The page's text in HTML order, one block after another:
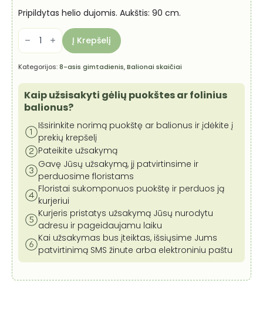
Pripildytas helio dujomis. Aukštis: 90 cm.
produkto
kiekis:
Helio
balionas
-
Rožinis
skaičius
8
Į Krepšelį
Kategorijos:8-asis gimtadienis,Balionai skaičiai
Kaip užsisakyti gėlių puokštes ar folinius
balionus?
Išsirinkite norimą puokštę ar balionus ir įdėkite į
prekių krepšelį
Pateikite užsakymą
Gavę Jūsų užsakymą, jį patvirtinsime ir
perduosime floristams
Floristai sukomponuos puokštę ir perduos ją
kurjeriui
Kurjeris pristatys užsakymą Jūsų nurodytu
adresu ir pageidaujamu laiku
Kai užsakymas bus įteiktas, išsiųsime Jums
patvirtinimą SMS žinute arba elektroniniu paštu